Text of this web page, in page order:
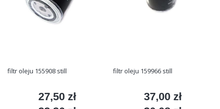
filtr oleju 155908 still
Cena
27,50 zł
filtr oleju 159966 still
Cena
37,00 zł